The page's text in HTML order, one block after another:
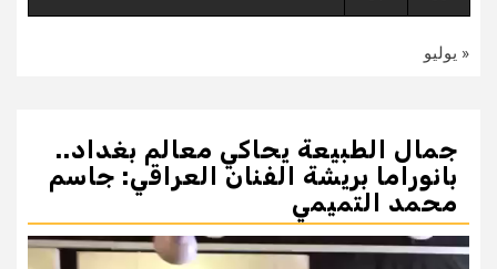
« يوليو
جمال الطبيعة يحاكي معالم بغداد..
بانوراما بريشة الفنان العراقي: جاسم
محمد التميمي
مشغل